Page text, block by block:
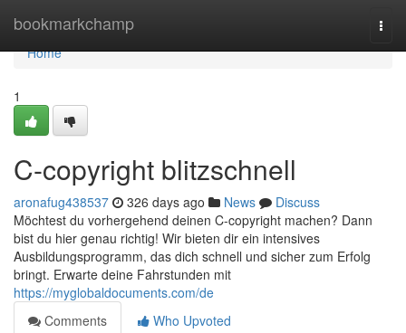
bookmarkchamp
Home
Home
1
C-copyright blitzschnell
aronafug438537 326 days ago News
Discuss
Möchtest du vorhergehend deinen C-copyright machen? Dann
bist du hier genau richtig! Wir bieten dir ein intensives
Ausbildungsprogramm, das dich schnell und sicher zum Erfolg
bringt. Erwarte deine Fahrstunden mit
https://myglobaldocuments.com/de
Comments
Who Upvoted